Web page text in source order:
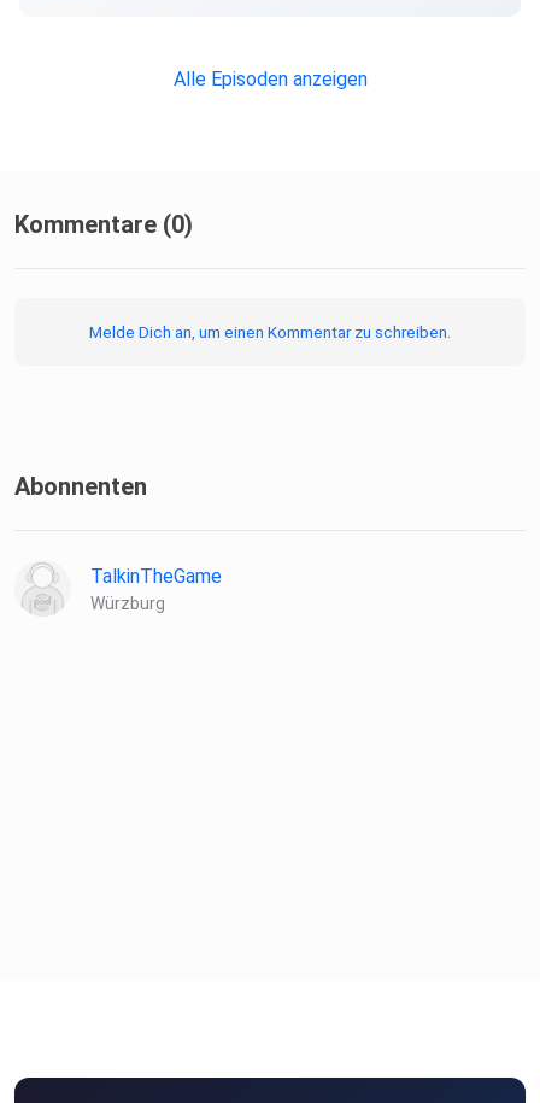
Alle Episoden anzeigen
Kommentare (0)
Melde Dich an, um einen Kommentar zu schreiben.
Abonnenten
TalkinTheGame
Würzburg